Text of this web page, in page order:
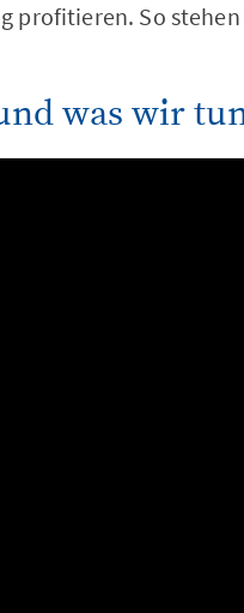
profitieren. So
was wir